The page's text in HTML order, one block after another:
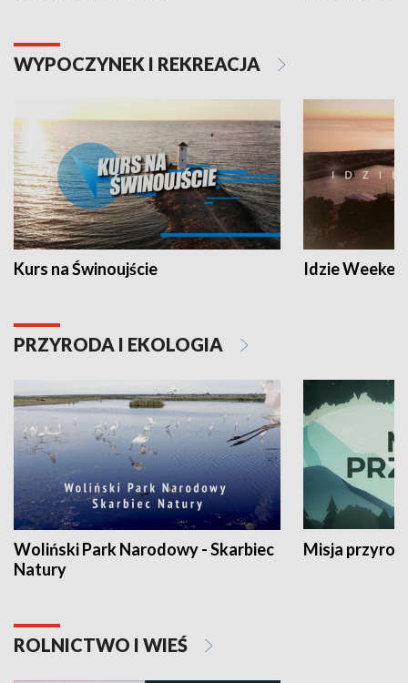
WYPOCZYNEK I REKREACJA
Kurs na Świnoujście Idzie
PRZYRODA I EKOLOGIA
Woliński Park Narodowy - Skarbiec
Natury
Misja
ROLNICTWO I WIEŚ